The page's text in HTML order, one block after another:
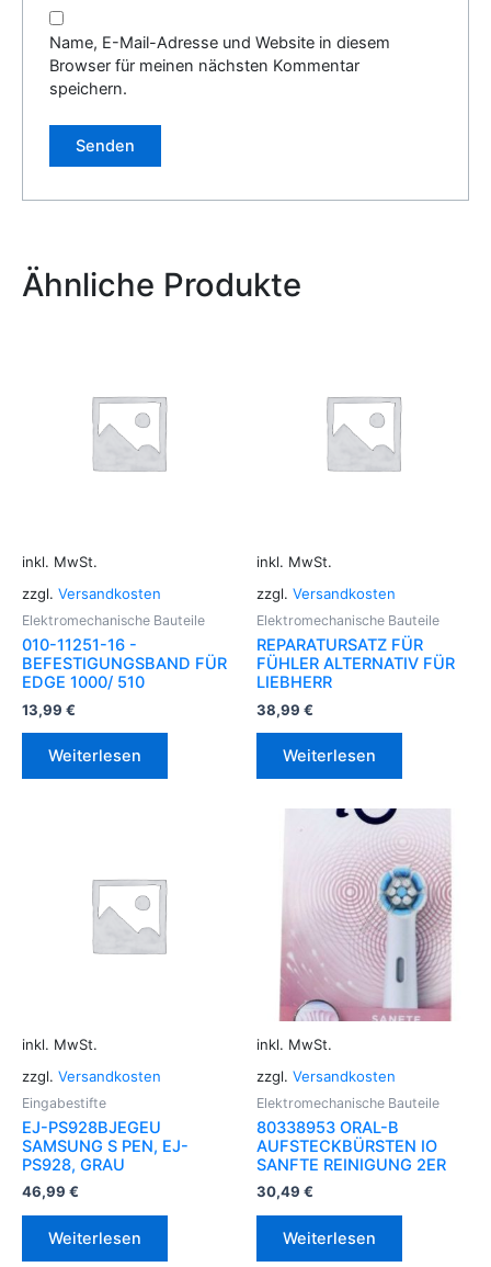
Name, E-Mail-Adresse und Website in diesem
Browser für meinen nächsten Kommentar
speichern.
Ähnliche Produkte
inkl. MwSt.
zzgl. Versandkosten
Elektromechanische Bauteile
010-11251-16 -
BEFESTIGUNGSBAND FÜR
EDGE 1000/ 510
13,99 €
Weiterlesen
inkl. MwSt.
zzgl. Versandkosten
Elektromechanische Bauteile
REPARATURSATZ FÜR
FÜHLER ALTERNATIV FÜR
LIEBHERR
38,99 €
Weiterlesen
inkl. MwSt.
zzgl. Versandkosten
Eingabestifte
EJ-PS928BJEGEU
SAMSUNG S PEN, EJ-
PS928, GRAU
46,99 €
Weiterlesen
inkl. MwSt.
zzgl. Versandkosten
Elektromechanische Bauteile
80338953 ORAL-B
AUFSTECKBÜRSTEN IO
SANFTE REINIGUNG 2ER
30,49 €
Weiterlesen